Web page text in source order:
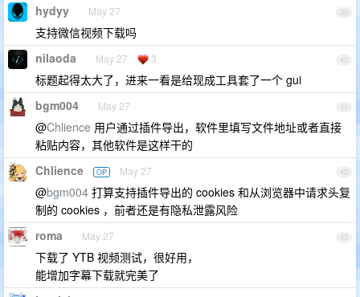
39
hydyy May 27
支持微信视频下载吗
40
nilaoda May 27 3
标题起得太大了，进来一看是给现成工具套了一个 gui
41
bgm004 May 27
@Chlience 用户通过插件导出，软件里填写文件地址或者直接
粘贴内容，其他软件是这样干的
42
Chlience OP May 27
@bgm004 打算支持插件导出的 cookies 和从浏览器中请求头复
制的 cookies ，前者还是有隐私泄露风险
43
roma May 27
下载了 YTB 视频测试，很好用，
能增加字幕下载就完美了